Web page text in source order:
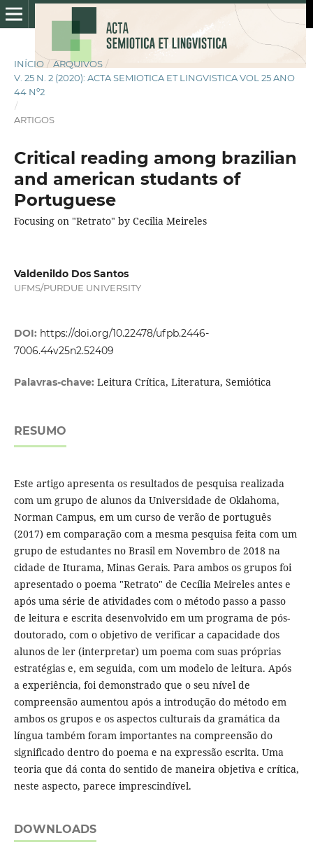
INÍCIO / ARQUIVOS /
V. 25 N. 2 (2020): ACTA SEMIOTICA ET LINGVISTICA VOL 25 ANO
44 Nº2
/
ARTIGOS
Critical reading among brazilian
and american studants of
Portuguese
Focusing on "Retrato" by Cecilia Meireles
Valdenildo Dos Santos
UFMS/PURDUE UNIVERSITY
DOI: https://doi.org/10.22478/ufpb.2446-
7006.44v25n2.52409
Palavras-chave: Leitura Crítica, Literatura, Semiótica
RESUMO
Este artigo apresenta os resultados de pesquisa realizada
com um grupo de alunos da Universidade de Oklahoma,
Norman Campus, em um curso de verão de português
(2017) em comparação com a mesma pesquisa feita com um
grupo de estudantes no Brasil em Novembro de 2018 na
cidade de Iturama, Minas Gerais. Para ambos os grupos foi
apresentado o poema "Retrato" de Cecília Meireles antes e
após uma série de atividades com o método passo a passo
de leitura e escrita desenvolvido em um programa de pós-
doutorado, com o objetivo de verificar a capacidade dos
alunos de ler (interpretar) um poema com suas próprias
estratégias e, em seguida, com um modelo de leitura. Após
a experiência, foi demonstrado que o seu nível de
compreensão aumentou após a introdução do método em
ambos os grupos e os aspectos culturais da gramática da
língua também foram importantes na compreensão do
significado dentro do poema e na expressão escrita. Uma
teoria que dá conta do sentido de maneira objetiva e crítica,
neste aspecto, parece imprescindível.
DOWNLOADS